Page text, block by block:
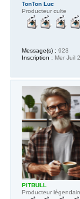
TonTon Luc
Producteur culte
Message(s) : 923
Inscription : Mer Juil
PITBULL
Producteur